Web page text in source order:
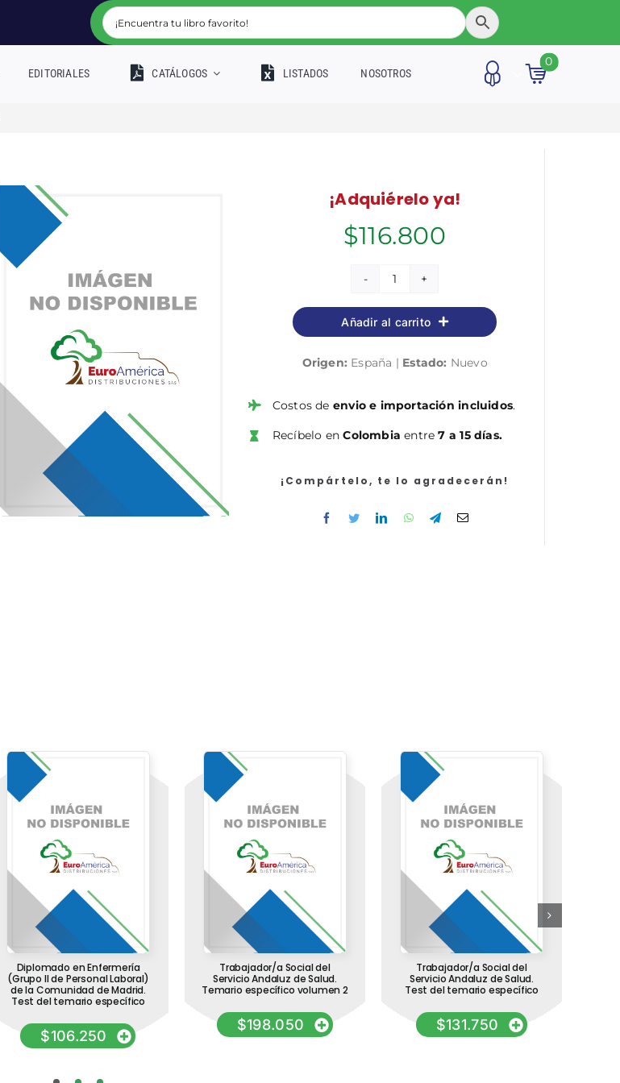
EDITORIALES CATÁLOGOS LISTADOS NOSOTROS
0
¡Adquiérelo ya!
$116.800
El
efecto
clase
cantidad
Añadir al carrito
Origen: España | Estado: Nuevo
Costos de envio e importación incluidos.
Recíbelo enColombia entre7 a 15 días.
¡Compártelo, te lo agradecerán!
Diplomado en Enfermería
(Grupo II de Personal Laboral)
de la Comunidad de Madrid.
Test del temario específico
$106.250
Trabajador/a Social del
Servicio Andaluz de Salud.
Temario específico volumen 2
$198.050
Trabajador/a Social del
Servicio Andaluz de Salud.
Test del temario específico
$131.750